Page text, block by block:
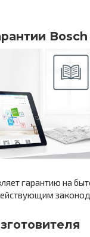
Bosch
гарантию на